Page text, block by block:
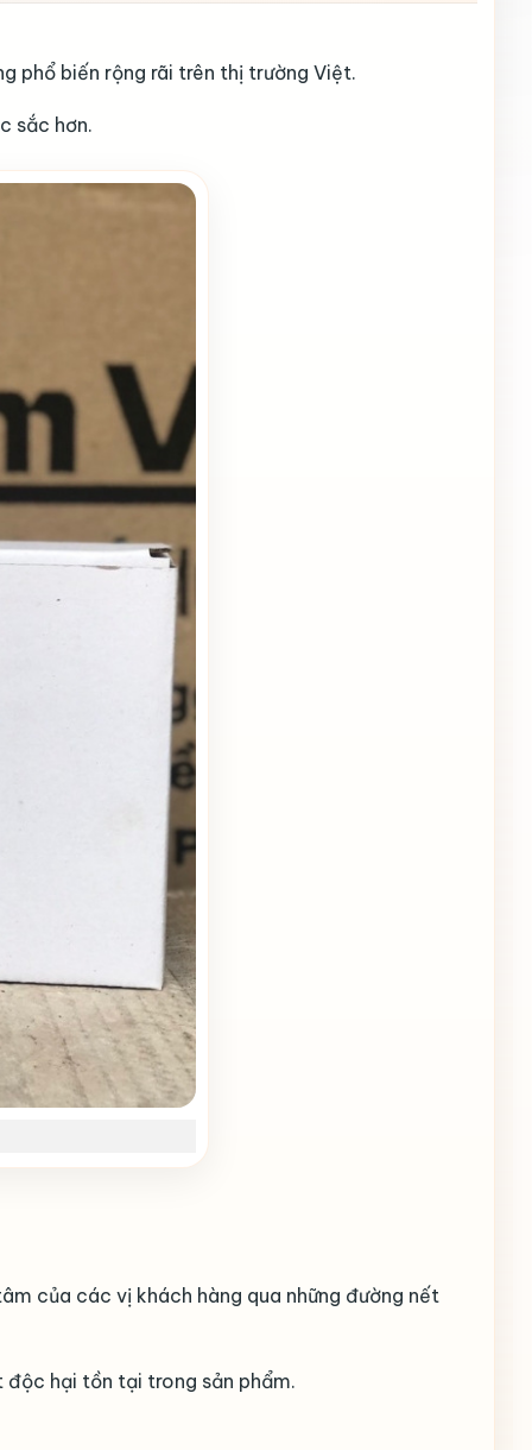
phổ biến rộng rãi trên thị trường Việt.
sắc hơn.
của các vị khách hàng qua những đường nết
hại tồn tại trong sản phẩm.